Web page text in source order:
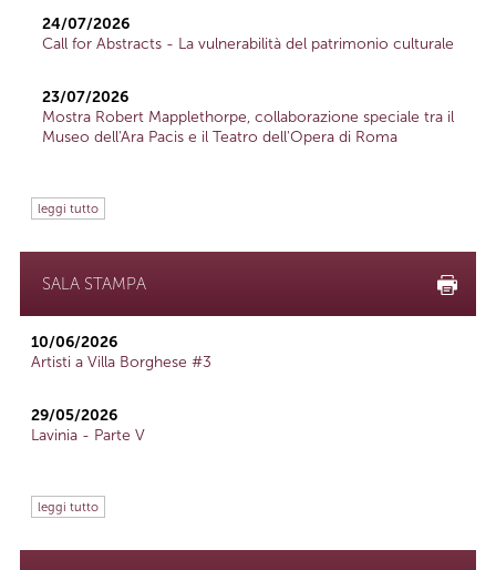
24/07/2026
Call for Abstracts - La vulnerabilità del patrimonio culturale
23/07/2026
Mostra Robert Mapplethorpe, collaborazione speciale tra il
Museo dell'Ara Pacis e il Teatro dell'Opera di Roma
leggi tutto
SALA STAMPA
10/06/2026
Artisti a Villa Borghese #3
29/05/2026
Lavinia - Parte V
leggi tutto